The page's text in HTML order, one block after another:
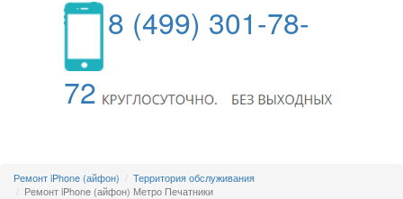
8 (499) 301-78-
72
Ремонт iPhone (айфон)
Территория обслуживания
Ремонт iPhone (айфон) Метро Печатники